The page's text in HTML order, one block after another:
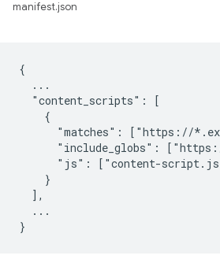
manifest.json
{
  ...
  "content_scripts": [
    {
"matches": ["https://
"include_globs":
"js": ["content-
    }
  ],
  ...